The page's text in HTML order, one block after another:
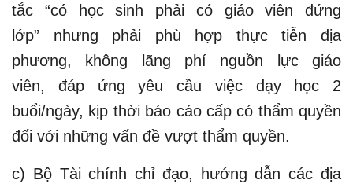
tắc “có học sinh phải có giáo viên đứng
lớp” nhưng phải phù hợp thực tiễn địa
phương, không lãng phí nguồn lực giáo
viên, đáp ứng yêu cầu việc dạy học 2
buổi/ngày, kịp thời báo cáo cấp có thẩm quyền
đối với những vấn đề vượt thẩm quyền.
c) Bộ Tài chính chỉ đạo, hướng dẫn các địa